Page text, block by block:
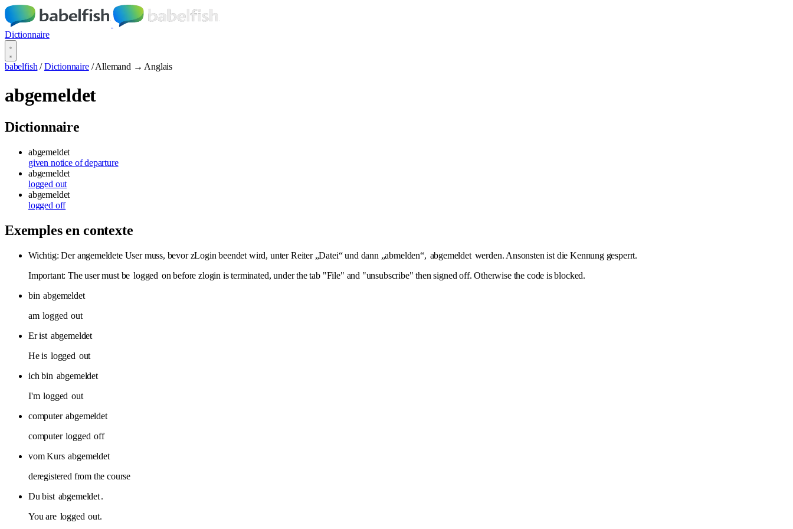
Dictionnaire
babelfish / Dictionnaire / Allemand → Anglais
abgemeldet
Dictionnaire
abgemeldet
given notice of departure
abgemeldet
logged out
abgemeldet
logged off
Exemples en contexte
Wichtig: Der angemeldete User muss, bevor zLogin beendet wird, unter Reiter „Datei“ und dann „abmelden“, abgemeldet werden. Ansonsten ist die Kennung gesperrt.
Important: The user must be logged on before zlogin is terminated, under the tab "File" and "unsubscribe" then signed off. Otherwise the code is blocked.
bin abgemeldet
am logged out
Er ist abgemeldet
He is logged out
ich bin abgemeldet
I'm logged out
computer abgemeldet
computer logged off
vom Kurs abgemeldet
deregistered from the course
Du bist abgemeldet.
You are logged out.